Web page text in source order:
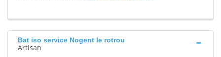
Bat iso service Nogent le rotrou
Artisan